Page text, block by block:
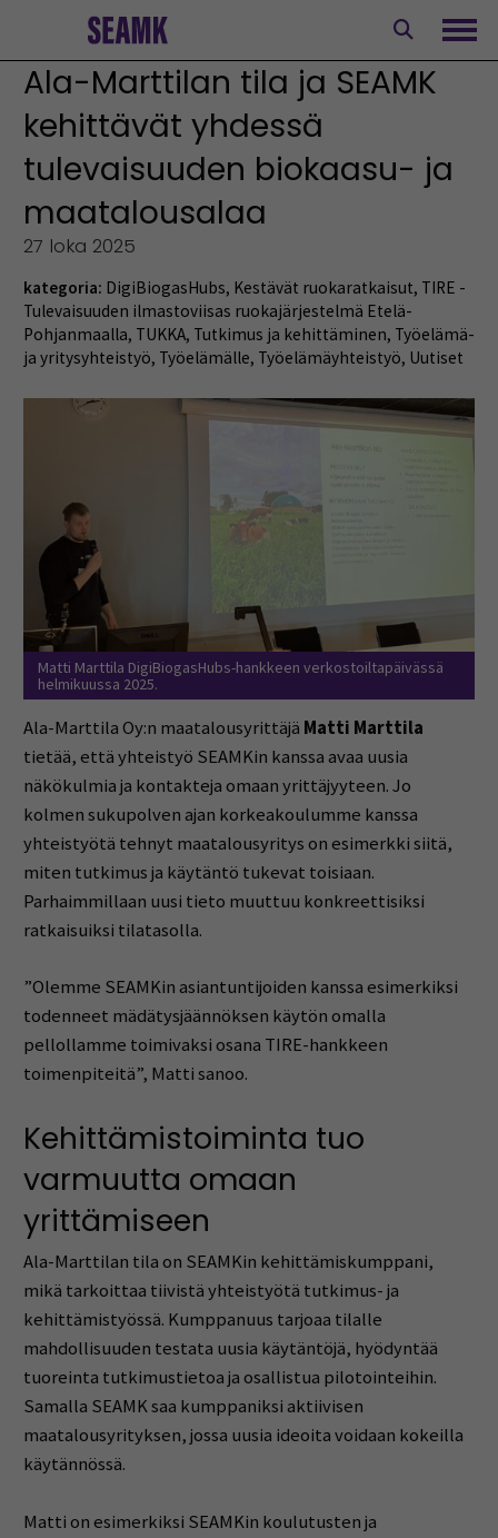
Ala-Marttilan tila ja SEAMK
kehittävät yhdessä
tulevaisuuden biokaasu- ja
maatalousalaa
27 loka 2025
kategoria: DigiBiogasHubs, Kestävät ruokaratkaisut, TIRE -
Tulevaisuuden ilmastoviisas ruokajärjestelmä Etelä-
Pohjanmaalla, TUKKA, Tutkimus ja kehittäminen, Työelämä-
ja yritysyhteistyö, Työelämälle, Työelämäyhteistyö, Uutiset
Matti Marttila DigiBiogasHubs-hankkeen verkostoiltapäivässä
helmikuussa 2025.
Ala-Marttila Oy:n maatalousyrittäjä Matti Marttila
tietää, että yhteistyö SEAMKin kanssa avaa uusia
näkökulmia ja kontakteja omaan yrittäjyyteen. Jo
kolmen sukupolven ajan korkeakoulumme kanssa
yhteistyötä tehnyt maatalousyritys on esimerkki siitä,
miten tutkimus ja käytäntö tukevat toisiaan.
Parhaimmillaan uusi tieto muuttuu konkreettisiksi
ratkaisuiksi tilatasolla.
”Olemme SEAMKin asiantuntijoiden kanssa esimerkiksi
todenneet mädätysjäännöksen käytön omalla
pellollamme toimivaksi osana TIRE-hankkeen
toimenpiteitä”, Matti sanoo.
Kehittämistoiminta tuo
varmuutta omaan
yrittämiseen
Ala-Marttilan tila on SEAMKin kehittämiskumppani,
mikä tarkoittaa tiivistä yhteistyötä tutkimus- ja
kehittämistyössä. Kumppanuus tarjoaa tilalle
mahdollisuuden testata uusia käytäntöjä, hyödyntää
tuoreinta tutkimustietoa ja osallistua pilotointeihin.
Samalla SEAMK saa kumppaniksi aktiivisen
maatalousyrityksen, jossa uusia ideoita voidaan kokeilla
käytännössä.
Matti on esimerkiksi SEAMKin koulutusten ja